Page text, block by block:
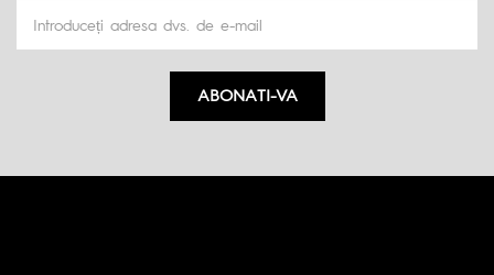
ABONATI-VA